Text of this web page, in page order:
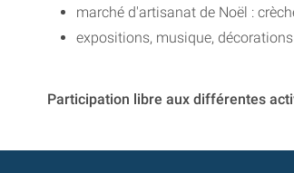
marché d'artisanat de Noël :
expositions, musique,
Participation libre aux différentes